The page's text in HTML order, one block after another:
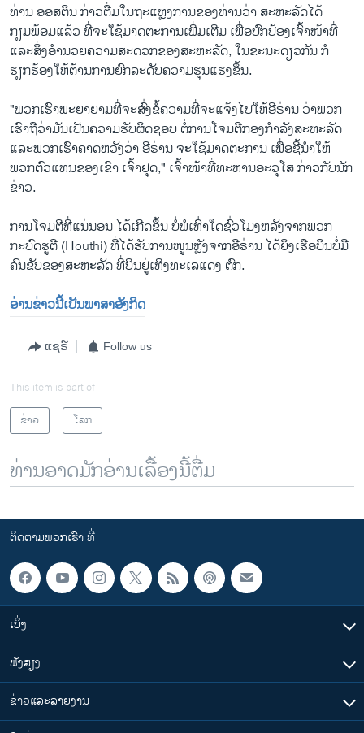
ທ່ານ ອອສຕິນ ກ່າວຕື່ມໃນຖະແຫຼງການຂອງທ່ານວ່າ ສະຫະລັດໄດ້
ກຽມພ້ອມແລ້ວ ທີ່ຈະໃຊ້ມາດຕະການເພີ່ມເຕີມ ເພື່ອປົກປ້ອງເຈົ້າໜ້າທີ່
ແລະສິ່ງອຳນວຍຄວາມສະດວກຂອງສະຫະລັດ, ໃນຂະນະດຽວກັນ ກໍ
ຮຽກຮ້ອງໃຫ້ຕ້ານການຍົກລະດັບຄວາມຮຸນແຮງຂຶ້ນ.
"ພວກເຮົາພະຍາຍາມທີ່ຈະສົ່ງຂໍ້ຄວາມທີ່ຈະແຈ້ງໄປໃຫ້ອີຣ່ານ ວ່າພວກ
ເຮົາຖືວ່າມັນເປັນຄວາມຮັບຜິດຊອບ ຕໍ່ການໂຈມຕີກອງກຳລັງສະຫະລັດ
ແລະພວກເຮົາຄາດຫວັງວ່າ ອີຣ່ານ ຈະໃຊ້ມາດຕະການ ເພື່ອຊີ້ນຳໃຫ້
ພວກຕົວແທນຂອງເຂົາ ເຈົ້າຢຸດ," ເຈົ້າໜ້າທີ່ທະຫານອະວຸໂສ ກ່າວກັບນັກ
ຂ່າວ.
ການໂຈມຕີທີ່ແນ່ນອນ ໄດ້ເກີດຂຶ້ນ ບໍ່ພໍເທົ່າໃດຊົ່ວໂມງຫລັງຈາກພວກ
ກະບົດຮູຕີ (Houthi) ທີ່ໄດ້ຮັບການໜູນຫຼັງຈາກອີຣ່ານ ໄດ້ຍິງເຮືອບິນບໍ່ມີ
ຄົນຂັບຂອງສະຫະລັດ ທີ່ບິນຢູ່ເທິງທະເລແດງ ຕົກ.
ອ່ານຂ່າວນີ້ເປັນພາສາອັງກິດ
ແຊຣ໌ Follow us
This item is part of
ຂ່າວ
ໂລກ
ທ່ານອາດມັກອ່ານເລື້ອງນີ້ຕື່ມ
ຕິດຕາມພວກເຮົາ ທີ່
ເບິ່ງ
ຟັງສຽງ
ຂ່າວແລະລາຍງານ